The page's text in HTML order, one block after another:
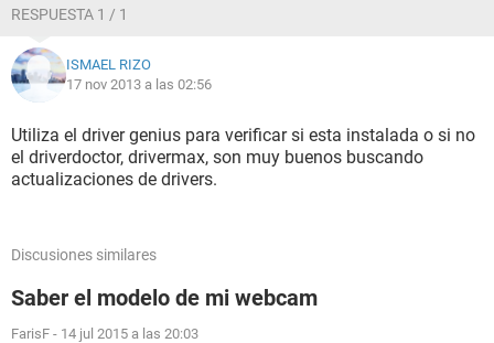
RESPUESTA 1 / 1
ISMAEL RIZO
17 nov 2013 a las 02:56
Utiliza el driver genius para verificar si esta instalada o si no
el driverdoctor, drivermax, son muy buenos buscando
actualizaciones de drivers.
Discusiones similares
Saber el modelo de mi webcam
FarisF - 14 jul 2015 a las 20:03